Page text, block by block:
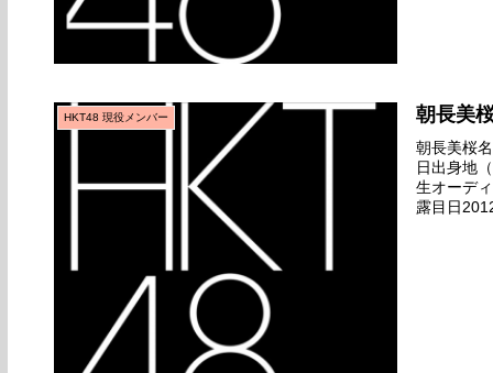
HKT48 現役メンバー 朝長美
朝長美桜
日出身地
生オーデ
露目日